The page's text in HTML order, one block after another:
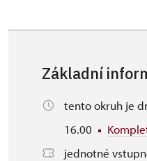
Základní
tento okruh je
16.00
jednotné